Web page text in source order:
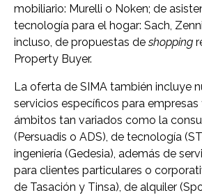
mobiliario: Murelli o Noken; de
tecnología para el hogar: Sach,
incluso, de propuestas deshopping
Property Buyer.
La oferta de SIMA también incluye
servicios específicos para
ámbitos tan variados como la
(Persuadis o ADS), de tecnología
ingeniería (Gedesia), además de
para clientes particulares o
de Tasación y Tinsa), de alquiler